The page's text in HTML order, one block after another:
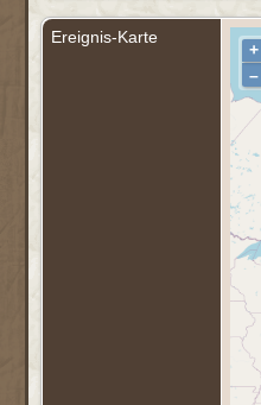
Ereignis-Karte
+
–